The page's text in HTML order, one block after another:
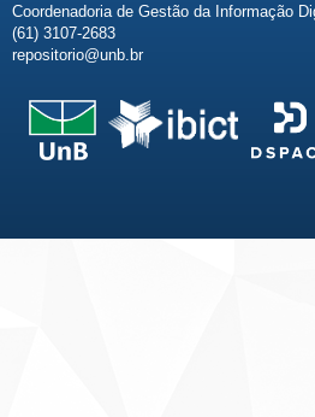
Coordenadoria de Gestão da Informação
(61) 3107-2683
repositorio@unb.br